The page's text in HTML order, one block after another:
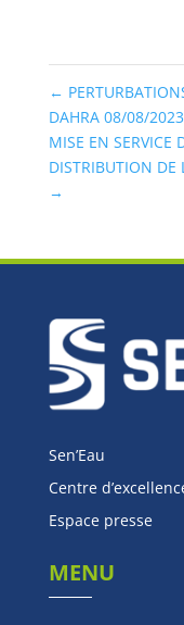
←
DAHRA 08/08/2023
MISE EN SERVICE
DISTRIBUTION DE
→
Sen’Eau
Centre
Espace presse
MENU